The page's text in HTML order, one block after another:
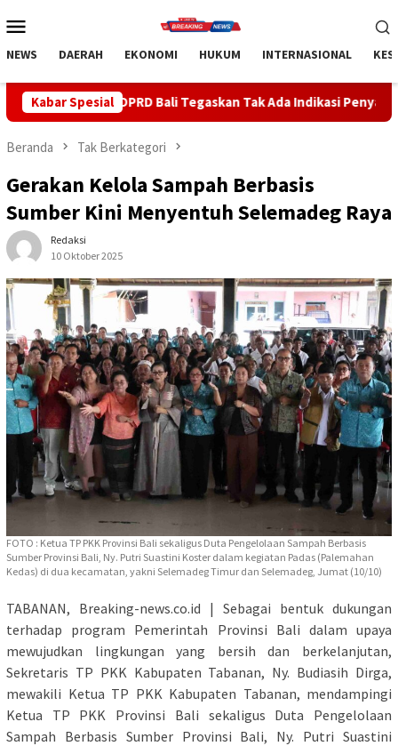
ke
Mobile
NEWS DAERAH EKONOMI HUKUM INTERNASIONAL
Kabar Spesial
Tegaskan Tak Ada Indikasi Penyalahgunaan Barang Sitaan
Beranda Tak Berkategori
Gerakan Kelola Sampah Berbasis
Sumber Kini Menyentuh Selemadeg Raya
Redaksi
10 Oktober 2025
FOTO : Ketua TP PKK Provinsi Bali sekaligus Duta Pengelolaan Sampah Berbasis
Sumber Provinsi Bali, Ny. Putri Suastini Koster dalam kegiatan Padas (Palemahan
Kedas) di dua kecamatan, yakni Selemadeg Timur dan Selemadeg, Jumat (10/10)
TABANAN, Breaking-news.co.id | Sebagai bentuk dukungan
terhadap program Pemerintah Provinsi Bali dalam upaya
mewujudkan lingkungan yang bersih dan berkelanjutan,
Sekretaris TP PKK Kabupaten Tabanan, Ny. Budiasih Dirga,
mewakili Ketua TP PKK Kabupaten Tabanan, mendampingi
Ketua TP PKK Provinsi Bali sekaligus Duta Pengelolaan
Sampah Berbasis Sumber Provinsi Bali, Ny. Putri Suastini